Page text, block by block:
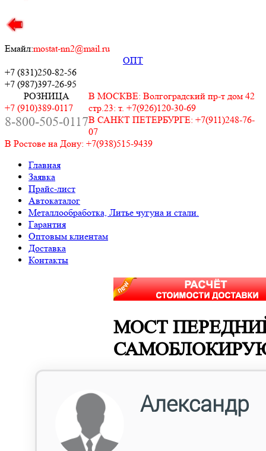
Емайл:mostat-nn2@mail.ru
ОПТ
+7 (831)250-82-56
+7 (987)397-26-95
РОЗНИЦА
+7 (910)389-0117
8-800-505-0117
В МОСКВЕ: Волгоградский пр-т дом 42
стр.23: т. +7(926)120-30-69
В САНКТ ПЕТЕРБУРГЕ: +7(911)248-76-
07
В Ростове на Дону: +7(938)515-9439
Главная
Заявка
Прайс-лист
Автокаталог
Металлообработка, Литье чугуна и стали.
Гарантия
Оптовым клиентам
Доставка
Контакты
МОСТ ПЕРЕДНИЙ